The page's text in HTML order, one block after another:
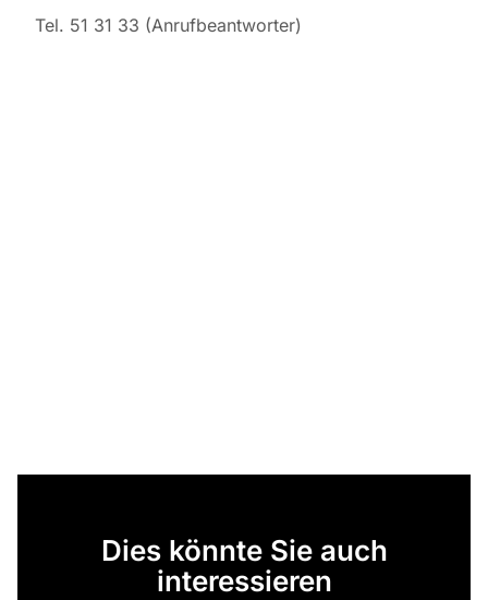
Tel. 51 31 33 (Anrufbeantworter)
Dies könnte Sie auch
interessieren